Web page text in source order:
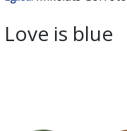
Love is blue